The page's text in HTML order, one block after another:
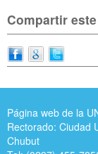
Compartir
Página web de la
Rectorado: Ciudad
Chubut